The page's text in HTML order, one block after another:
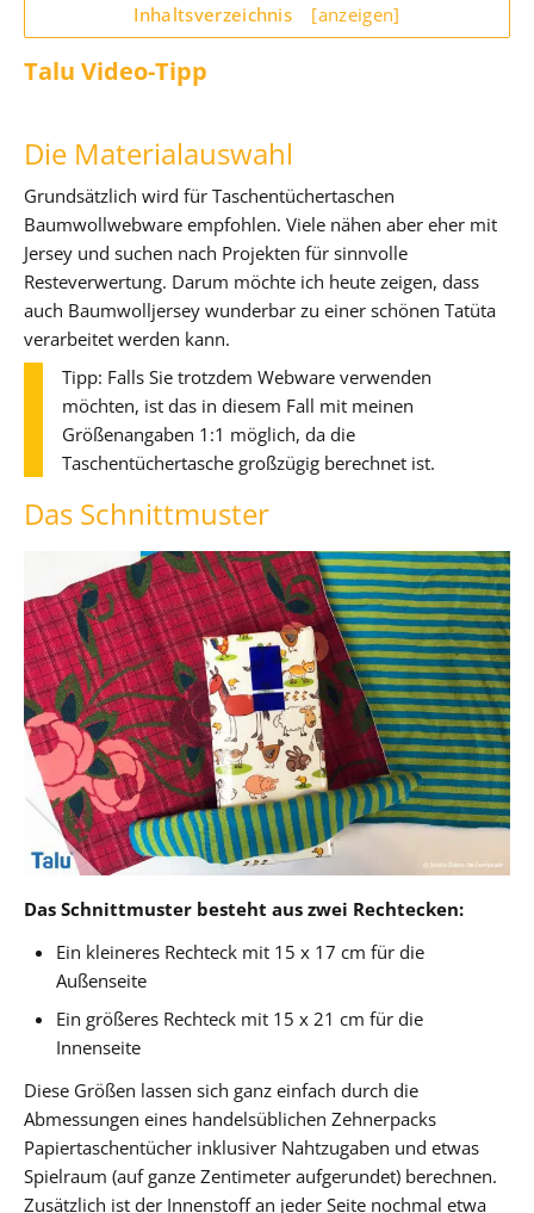
Inhaltsverzeichnis [anzeigen]
Talu Video-Tipp
Die Materialauswahl
Grundsätzlich wird für Taschentüchertaschen
Baumwollwebware empfohlen. Viele nähen aber eher mit
Jersey und suchen nach Projekten für sinnvolle
Resteverwertung. Darum möchte ich heute zeigen, dass
auch Baumwolljersey wunderbar zu einer schönen Tatüta
verarbeitet werden kann.
Tipp: Falls Sie trotzdem Webware verwenden
möchten, ist das in diesem Fall mit meinen
Größenangaben 1:1 möglich, da die
Taschentüchertasche großzügig berechnet ist.
Das Schnittmuster
Das Schnittmuster besteht aus zwei Rechtecken:
Ein kleineres Rechteck mit 15 x 17 cm für die
Außenseite
Ein größeres Rechteck mit 15 x 21 cm für die
Innenseite
Diese Größen lassen sich ganz einfach durch die
Abmessungen eines handelsüblichen Zehnerpacks
Papiertaschentücher inklusiver Nahtzugaben und etwas
Spielraum (auf ganze Zentimeter aufgerundet) berechnen.
Zusätzlich ist der Innenstoff an jeder Seite nochmal etwa